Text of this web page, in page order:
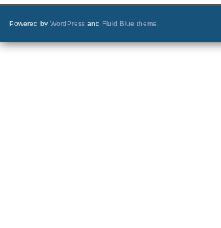
Powered by WordPress and Fluid Blue theme.